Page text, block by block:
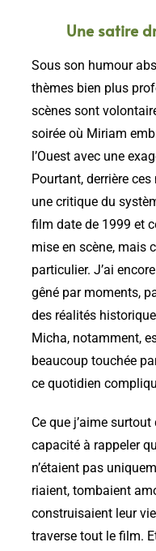
Une satire
Sous son humour
thèmes bien plus
scènes sont
soirée où Miriam
l’Ouest avec une
Pourtant, derrière
une critique du
film date de 1999 et
mise en scène, mais
particulier. J’ai
gêné par moments,
des réalités
Micha, notamment,
beaucoup touchée
ce quotidien
Ce que j’aime surtout
capacité à rappeler
n’étaient pas
riaient, tombaient
construisaient leur
traverse tout le film.